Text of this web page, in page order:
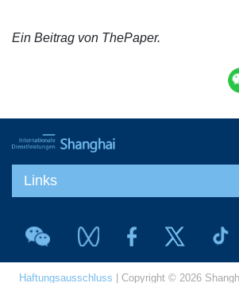
Ein Beitrag von ThePaper.
Links
Haftungsausschluss | Copyright © 2026